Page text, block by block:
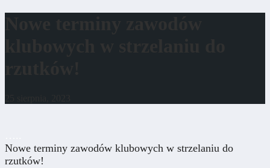
Nowe terminy zawodów klubowych w strzelaniu do
rzutków!